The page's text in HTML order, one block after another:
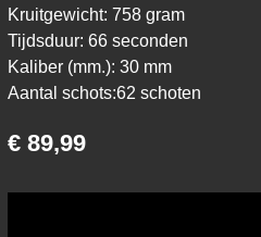
Kruitgewicht: 758 gram
Tijdsduur: 66 seconden
Kaliber (mm.): 30 mm
Aantal schots:62 schoten
€ 89,99